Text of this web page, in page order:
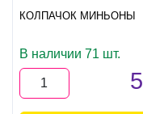
КОЛПАЧОК МИНЬОНЫ
В наличии 71 шт.
5